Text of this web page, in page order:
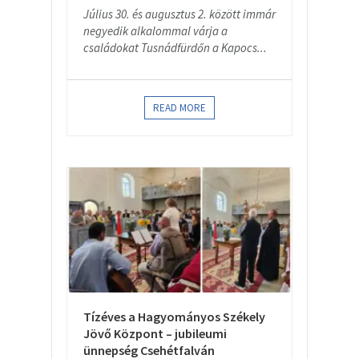
Július 30. és augusztus 2. között immár
negyedik alkalommal várja a
családokat Tusnádfürdőn a Kapocs...
READ MORE
Tízéves a Hagyományos Székely
Jövő Központ – jubileumi
ünnepség Csehétfalván